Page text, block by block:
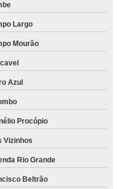
Largo
Mourão
Azul
Procópio
Vizinhos
Rio Grande
Beltrão